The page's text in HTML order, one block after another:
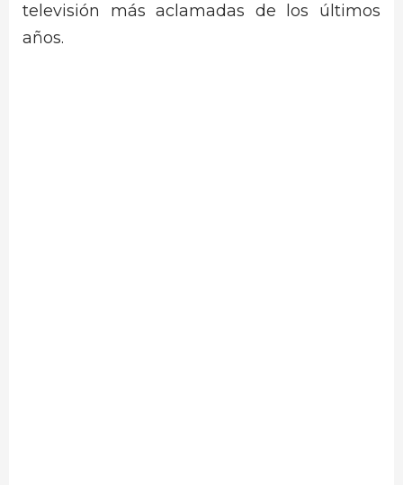
televisión más aclamadas de los últimos
años.